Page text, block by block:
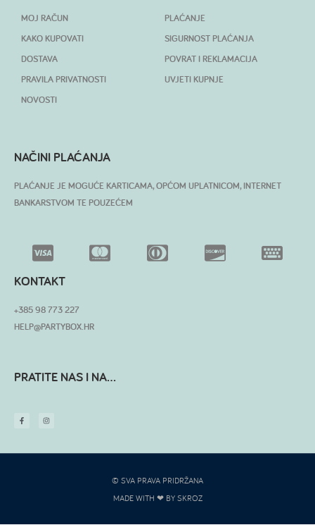
MOJ RAČUN
KAKO KUPOVATI
DOSTAVA
PRAVILA PRIVATNOSTI
NOVOSTI
PLAĆANJE
SIGURNOST PLAĆANJA
POVRAT I REKLAMACIJA
UVJETI KUPNJE
NAČINI PLAĆANJA
PLAĆANJE JE MOGUĆE KARTICAMA, OPĆOM UPLATNICOM, INTERNET
BANKARSTVOM TE POUZEĆEM
KONTAKT
+385 98 773 227
HELP@PARTYBOX.HR
PRATITE NAS I NA...
© SVA PRAVA PRIDRŽANA
MADE WITH ❤ BY SKROZ